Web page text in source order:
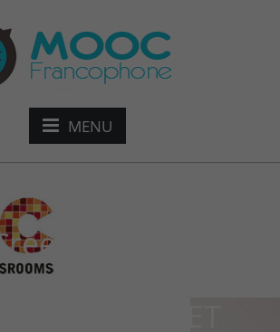
MENU
votre
application